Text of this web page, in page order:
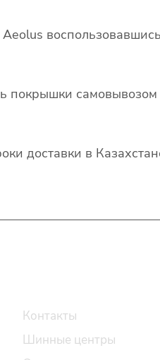
самовывозом
доставки в
Контакты
Шинные центры